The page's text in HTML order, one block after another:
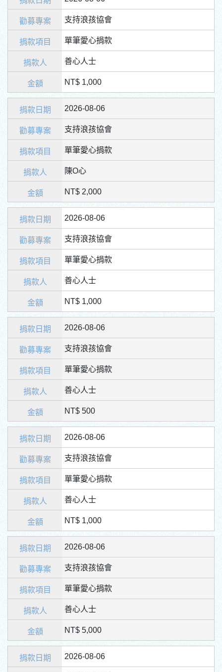
支持浪孩協會
單筆愛心捐款
善心人士
NT$ 1,000
2026-08-06
支持浪孩協會
單筆愛心捐款
陳O心
NT$ 2,000
2026-08-06
支持浪孩協會
單筆愛心捐款
善心人士
NT$ 1,000
2026-08-06
支持浪孩協會
單筆愛心捐款
善心人士
NT$ 500
2026-08-06
支持浪孩協會
單筆愛心捐款
善心人士
NT$ 1,000
2026-08-06
支持浪孩協會
單筆愛心捐款
善心人士
NT$ 5,000
2026-08-06